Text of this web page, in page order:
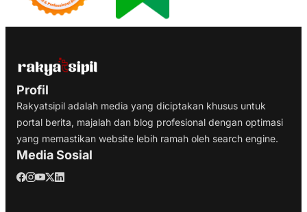
Profil
Rakyatsipil adalah media yang diciptakan khusus untuk
portal berita, majalah dan blog profesional dengan optimasi
yang memastikan website lebih ramah oleh search engine.
Media Sosial